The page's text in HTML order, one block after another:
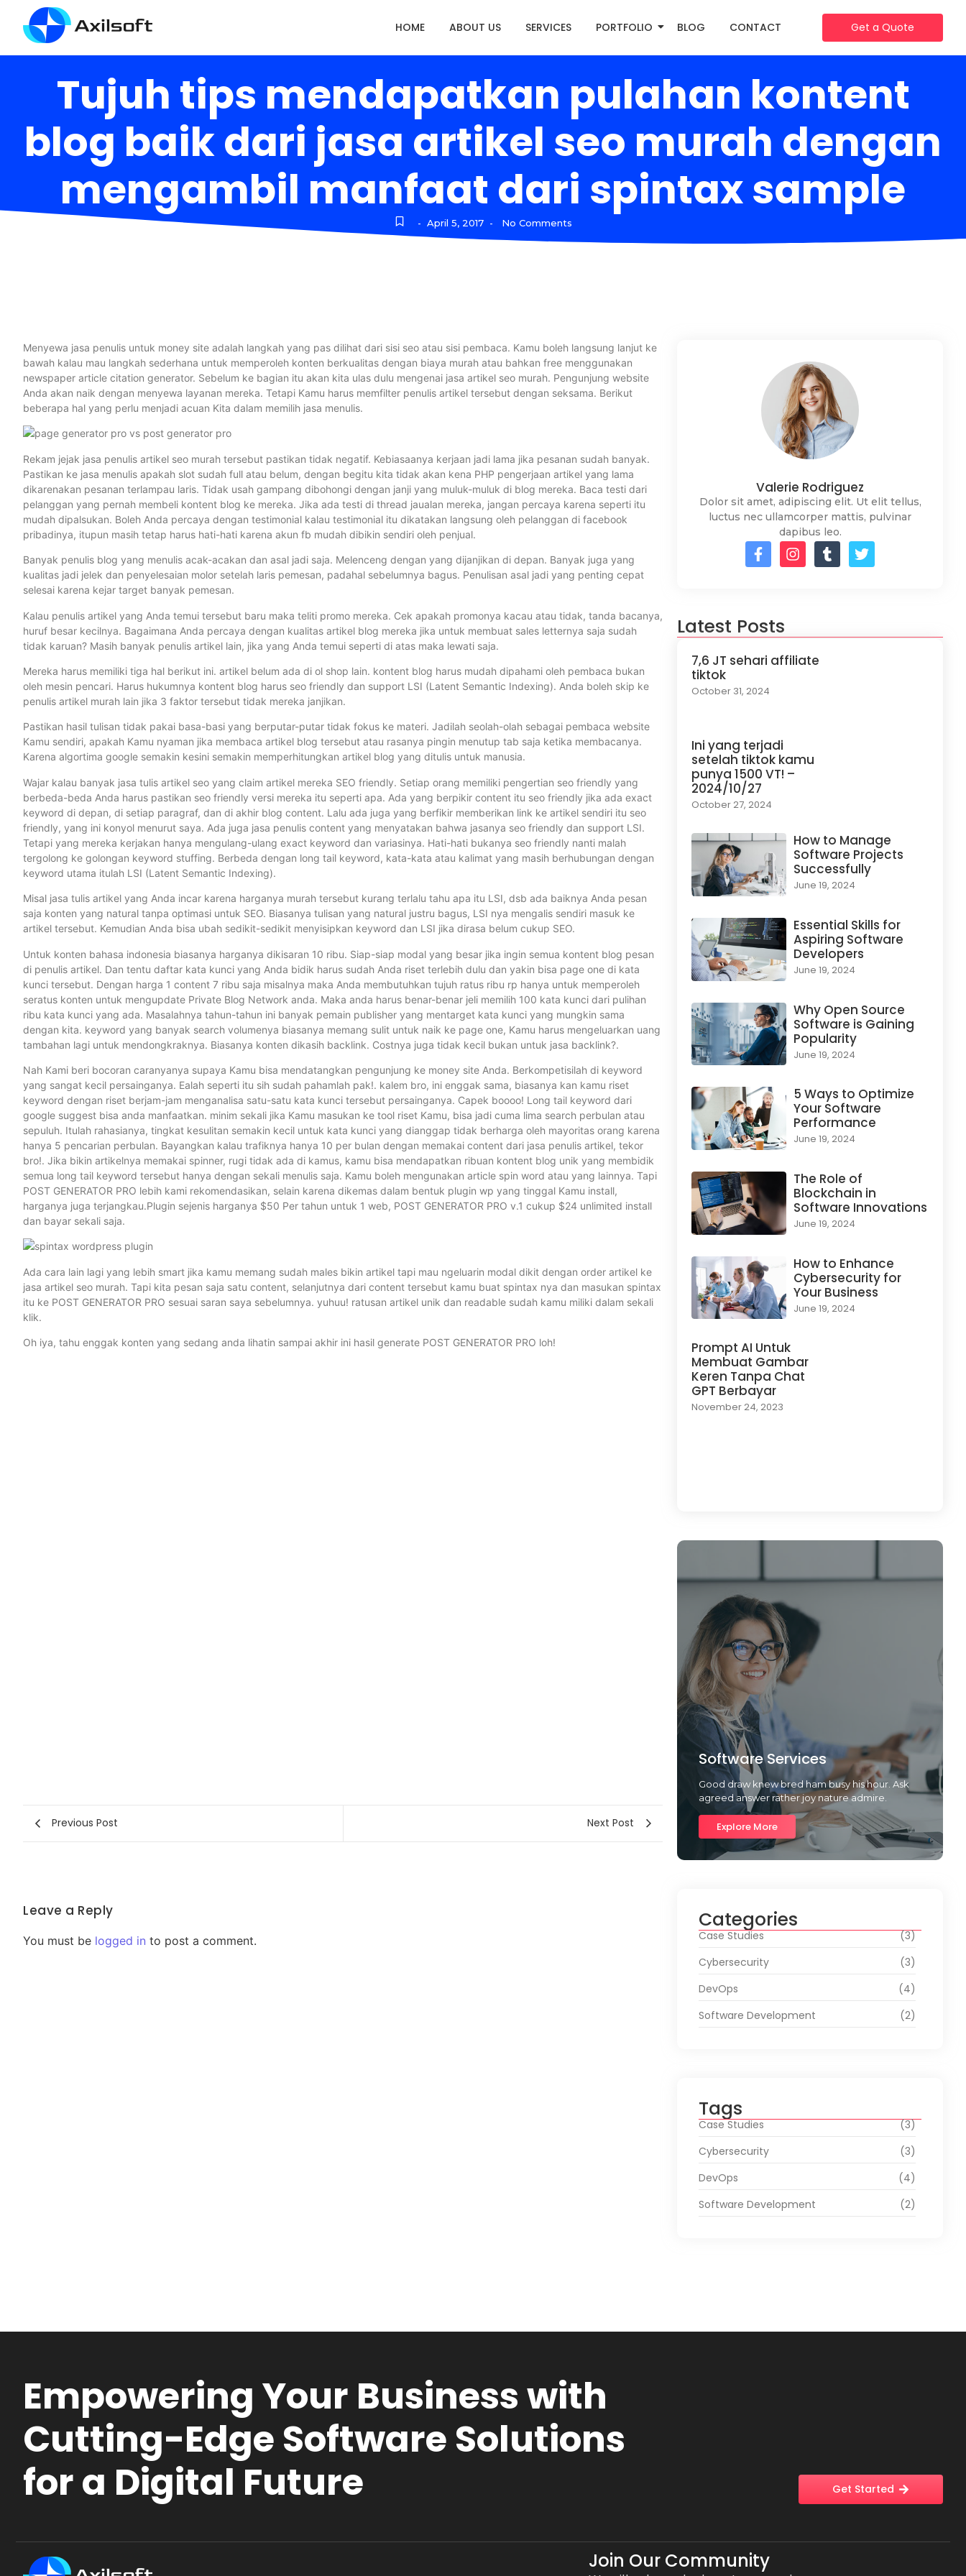
HOME ABOUT US SERVICES PORTFOLIO BLOG CONTACT Get a Quote
Tujuh tips mendapatkan pulahan kontent
blog baik dari jasa artikel seo murah dengan
mengambil manfaat dari spintax sample
- April 5, 2017 - No Comments
Menyewa jasa penulis untuk money site adalah langkah yang pas dilihat dari sisi seo atau sisi pembaca. Kamu boleh langsung lanjut ke
bawah kalau mau langkah sederhana untuk memperoleh konten berkualitas dengan biaya murah atau bahkan free menggunakan
newspaper article citation generator. Sebelum ke bagian itu akan kita ulas dulu mengenai jasa artikel seo murah. Pengunjung website
Anda akan naik dengan menyewa layanan mereka. Tetapi Kamu harus memfilter penulis artikel tersebut dengan seksama. Berikut
beberapa hal yang perlu menjadi acuan Kita dalam memilih jasa menulis.
Rekam jejak jasa penulis artikel seo murah tersebut pastikan tidak negatif. Kebiasaanya kerjaan jadi lama jika pesanan sudah banyak.
Pastikan ke jasa menulis apakah slot sudah full atau belum, dengan begitu kita tidak akan kena PHP pengerjaan artikel yang lama
dikarenakan pesanan terlampau laris. Tidak usah gampang dibohongi dengan janji yang muluk-muluk di blog mereka. Baca testi dari
pelanggan yang pernah membeli kontent blog ke mereka. Jika ada testi di thread jaualan mereka, jangan percaya karena seperti itu
mudah dipalsukan. Boleh Anda percaya dengan testimonial kalau testimonial itu dikatakan langsung oleh pelanggan di facebook
pribadinya, itupun masih tetap harus hati-hati karena akun fb mudah dibikin sendiri oleh penjual.
Banyak penulis blog yang menulis acak-acakan dan asal jadi saja. Melenceng dengan yang dijanjikan di depan. Banyak juga yang
kualitas jadi jelek dan penyelesaian molor setelah laris pemesan, padahal sebelumnya bagus. Penulisan asal jadi yang penting cepat
selesai karena kejar target banyak pemesan.
Kalau penulis artikel yang Anda temui tersebut baru maka teliti promo mereka. Cek apakah promonya kacau atau tidak, tanda bacanya,
huruf besar kecilnya. Bagaimana Anda percaya dengan kualitas artikel blog mereka jika untuk membuat sales letternya saja sudah
tidak karuan? Masih banyak penulis artikel lain, jika yang Anda temui seperti di atas maka lewati saja.
Mereka harus memiliki tiga hal berikut ini. artikel belum ada di ol shop lain. kontent blog harus mudah dipahami oleh pembaca bukan
oleh mesin pencari. Harus hukumnya kontent blog harus seo friendly dan support LSI (Latent Semantic Indexing). Anda boleh skip ke
penulis artikel murah lain jika 3 faktor tersebut tidak mereka janjikan.
Pastikan hasil tulisan tidak pakai basa-basi yang berputar-putar tidak fokus ke materi. Jadilah seolah-olah sebagai pembaca website
Kamu sendiri, apakah Kamu nyaman jika membaca artikel blog tersebut atau rasanya pingin menutup tab saja ketika membacanya.
Karena algortima google semakin kesini semakin memperhitungkan artikel blog yang ditulis untuk manusia.
Wajar kalau banyak jasa tulis artikel seo yang claim artikel mereka SEO friendly. Setiap orang memiliki pengertian seo friendly yang
berbeda-beda Anda harus pastikan seo friendly versi mereka itu seperti apa. Ada yang berpikir content itu seo friendly jika ada exact
keyword di depan, di setiap paragraf, dan di akhir blog content. Lalu ada juga yang berfikir memberikan link ke artikel sendiri itu seo
friendly, yang ini konyol menurut saya. Ada juga jasa penulis content yang menyatakan bahwa jasanya seo friendly dan support LSI.
Tetapi yang mereka kerjakan hanya mengulang-ulang exact keyword dan variasinya. Hati-hati bukanya seo friendly nanti malah
tergolong ke golongan keyword stuffing. Berbeda dengan long tail keyword, kata-kata atau kalimat yang masih berhubungan dengan
keyword utama itulah LSI (Latent Semantic Indexing).
Misal jasa tulis artikel yang Anda incar karena harganya murah tersebut kurang terlalu tahu apa itu LSI, dsb ada baiknya Anda pesan
saja konten yang natural tanpa optimasi untuk SEO. Biasanya tulisan yang natural justru bagus, LSI nya mengalis sendiri masuk ke
artikel tersebut. Kemudian Anda bisa ubah sedikit-sedikit menyisipkan keyword dan LSI jika dirasa belum cukup SEO.
Untuk konten bahasa indonesia biasanya harganya dikisaran 10 ribu. Siap-siap modal yang besar jika ingin semua kontent blog pesan
di penulis artikel. Dan tentu daftar kata kunci yang Anda bidik harus sudah Anda riset terlebih dulu dan yakin bisa page one di kata
kunci tersebut. Dengan harga 1 content 7 ribu saja misalnya maka Anda membutuhkan tujuh ratus ribu rp hanya untuk memperoleh
seratus konten untuk mengupdate Private Blog Network anda. Maka anda harus benar-benar jeli memilih 100 kata kunci dari pulihan
ribu kata kunci yang ada. Masalahnya tahun-tahun ini banyak pemain publisher yang mentarget kata kunci yang mungkin sama
dengan kita. keyword yang banyak search volumenya biasanya memang sulit untuk naik ke page one, Kamu harus mengeluarkan uang
tambahan lagi untuk mendongkraknya. Biasanya konten dikasih backlink. Costnya juga tidak kecil bukan untuk jasa backlink?.
Nah Kami beri bocoran caranyanya supaya Kamu bisa mendatangkan pengunjung ke money site Anda. Berkompetisilah di keyword
yang sangat kecil persainganya. Ealah seperti itu sih sudah pahamlah pak!. kalem bro, ini enggak sama, biasanya kan kamu riset
keyword dengan riset berjam-jam menganalisa satu-satu kata kunci tersebut persainganya. Capek boooo! Long tail keyword dari
google suggest bisa anda manfaatkan. minim sekali jika Kamu masukan ke tool riset Kamu, bisa jadi cuma lima search perbulan atau
sepuluh. Itulah rahasianya, tingkat kesulitan semakin kecil untuk kata kunci yang dianggap tidak berharga oleh mayoritas orang karena
hanya 5 pencarian perbulan. Bayangkan kalau trafiknya hanya 10 per bulan dengan memakai content dari jasa penulis artikel, tekor
bro!. Jika bikin artikelnya memakai spinner, rugi tidak ada di kamus, kamu bisa mendapatkan ribuan kontent blog unik yang membidik
semua long tail keyword tersebut hanya dengan sekali menulis saja. Kamu boleh mengunakan article spin word atau yang lainnya. Tapi
POST GENERATOR PRO lebih kami rekomendasikan, selain karena dikemas dalam bentuk plugin wp yang tinggal Kamu install,
harganya juga terjangkau.Plugin sejenis harganya $50 Per tahun untuk 1 web, POST GENERATOR PRO v.1 cukup $24 unlimited install
dan bayar sekali saja.
Ada cara lain lagi yang lebih smart jika kamu memang sudah males bikin artikel tapi mau ngeluarin modal dikit dengan order artikel ke
jasa artikel seo murah. Tapi kita pesan saja satu content, selanjutnya dari content tersebut kamu buat spintax nya dan masukan spintax
itu ke POST GENERATOR PRO sesuai saran saya sebelumnya. yuhuu! ratusan artikel unik dan readable sudah kamu miliki dalam sekali
klik.
Oh iya, tahu enggak konten yang sedang anda lihatin sampai akhir ini hasil generate POST GENERATOR PRO loh!
Previous Post Next Post
Leave a Reply
You must be logged in to post a comment.
Valerie Rodriguez
Dolor sit amet, adipiscing elit. Ut elit tellus,
luctus nec ullamcorper mattis, pulvinar
dapibus leo.
Latest Posts
7,6 JT sehari affiliate
tiktok
October 31, 2024
Ini yang terjadi
setelah tiktok kamu
punya 1500 VT! –
2024/10/27
October 27, 2024
How to Manage
Software Projects
Successfully
June 19, 2024
Essential Skills for
Aspiring Software
Developers
June 19, 2024
Why Open Source
Software is Gaining
Popularity
June 19, 2024
5 Ways to Optimize
Your Software
Performance
June 19, 2024
The Role of
Blockchain in
Software Innovations
June 19, 2024
How to Enhance
Cybersecurity for
Your Business
June 19, 2024
Prompt AI Untuk
Membuat Gambar
Keren Tanpa Chat
GPT Berbayar
November 24, 2023
Software Services
Good draw knew bred ham busy his hour. Ask
agreed answer rather joy nature admire.
Explore More
Categories
Case Studies
(3)
Cybersecurity
(3)
DevOps
(4)
Software Development
(2)
Tags
Case Studies
(3)
Cybersecurity
(3)
DevOps
(4)
Software Development
(2)
Empowering Your Business with
Cutting-Edge Software Solutions
for a Digital Future
Get Started
Join Our Community